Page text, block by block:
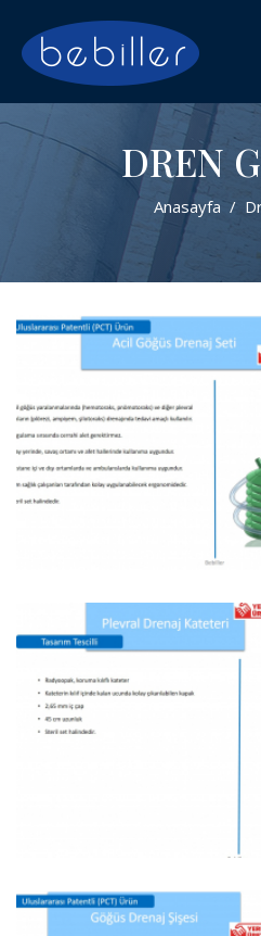
DREN
Anasayfa